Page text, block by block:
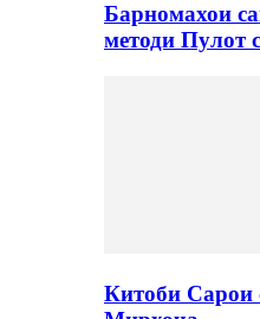
Барномахои
методи Пулот
Китоби Сарои